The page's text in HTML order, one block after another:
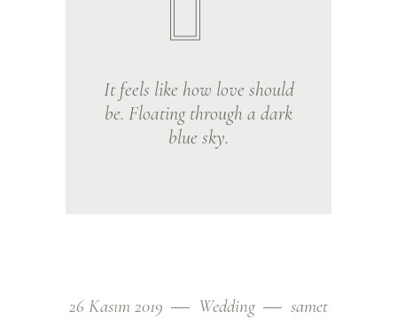
It feels like how love should
be. Floating through a dark
blue sky.
26 Kasım 2019 Wedding samet